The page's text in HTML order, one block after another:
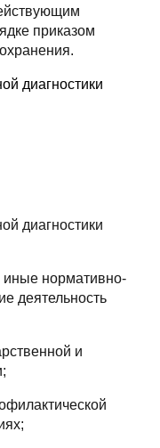
приказом
диагностики
диагностики
иные нормативно-
деятельность
и